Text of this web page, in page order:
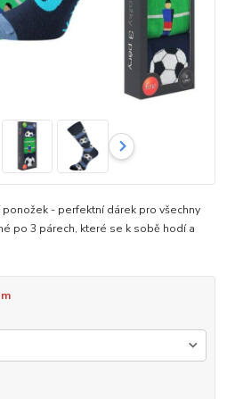
- perfektní dárek pro všechny
po 3 párech, které se k sobě hodí a